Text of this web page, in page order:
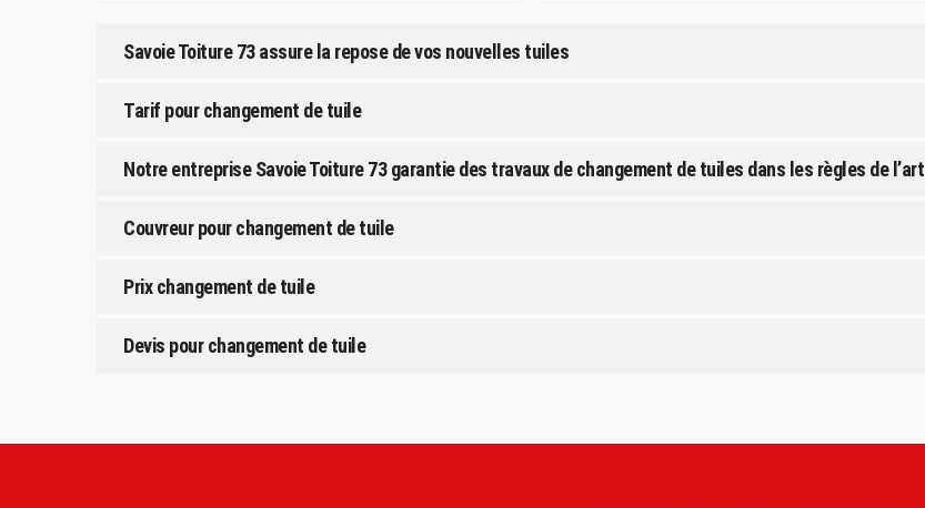
Savoie Toiture 73 assure la repose de vos nouvelles tuiles
Tarif pour changement de tuile
Notre entreprise Savoie Toiture 73 garantie des travaux de changement de tuiles dans les règles de l’art
Couvreur pour changement de tuile
Prix changement de tuile
Devis pour changement de tuile